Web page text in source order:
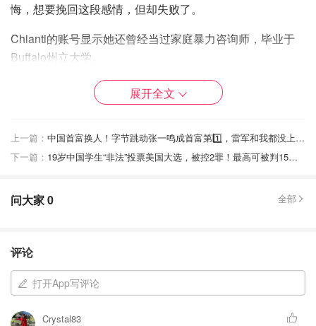
悔，想要挽回这段感情，但却失败了。
Chianti的账号显示她还曾经当过家庭暴力咨询师，毕业于
Buffalo州立大学。
展开全文
上一篇：
中国首富换人！字节跳动张一鸣成首富第1️⃣，雷军和我都没上榜🤪
下一篇：
19岁中国学生“非法”投票美国大选，被控2罪！最高可被判15年监禁
问大家0 全部
评论
打开App写评论
Crystal83